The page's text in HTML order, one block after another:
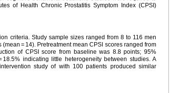
of Health Chronic Prostatitis Symptom Index (CPSI)
criteria. Study sample sizes ranged from 8 to 116 men
= 14). Pretreatment mean CPSI scores ranged from
of CPSI score from baseline was 8.8 points; 95%
18.5% indicating little heterogeneity between studies. A
study of with 100 patients produced similar